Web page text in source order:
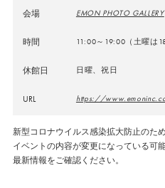
会場 EMON PHOTO GALLERY
時間 11:00～19:00（土曜は
休館日 日曜、祝日
URL https://
新型コロナウイルス感染拡大防止のた
イベントの内容が変更になっている可
最新情報をご確認ください。